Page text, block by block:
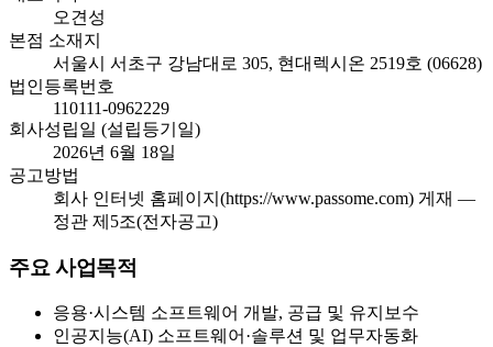
오견성
본점 소재지
서울시 서초구 강남대로 305, 현대렉시온 2519호 (06628)
법인등록번호
110111-0962229
회사성립일 (설립등기일)
2026년 6월 18일
공고방법
회사 인터넷 홈페이지(https://www.passome.com) 게재 —
정관 제5조(전자공고)
주요 사업목적
응용·시스템 소프트웨어 개발, 공급 및 유지보수
인공지능(AI) 소프트웨어·솔루션 및 업무자동화